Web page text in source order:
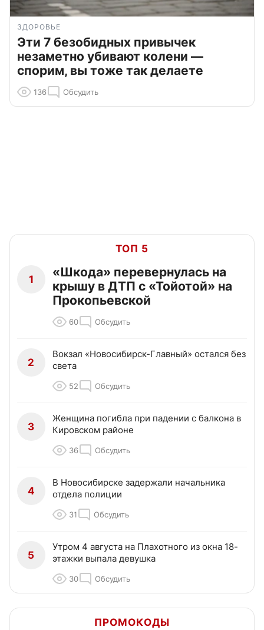
ЗДОРОВЬЕ
Эти 7 безобидных привычек
незаметно убивают колени —
спорим, вы тоже так делаете
136 Обсудить
ТОП 5
1
«Шкода» перевернулась на
крышу в ДТП с «Тойотой» на
Прокопьевской
60 Обсудить
2
Вокзал «Новосибирск-Главный» остался без
света
52 Обсудить
3
Женщина погибла при падении с балкона в
Кировском районе
36 Обсудить
4
В Новосибирске задержали начальника
отдела полиции
31 Обсудить
5
Утром 4 августа на Плахотного из окна 18-
этажки выпала девушка
30 Обсудить
ПРОМОКОДЫ